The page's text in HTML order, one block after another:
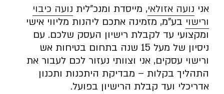
אני נועה אזולאי, מייסדת ומנכ”לית נועה כיבוי
ורישוי בע”מ, מזמינה אתכם ליהנות מליווי אישי
ומקצועי עד לקבלת רישיון העסק שלכם. עם
ניסיון של מעל 15 שנה בתחום בטיחות אש
ורישוי עסקים, אני וצוותי נעזור לכם לעבור את
התהליך בקלות – מבדיקת היתכנות ותכנון
אדריכלי ועד קבלת הרישיון בפועל.